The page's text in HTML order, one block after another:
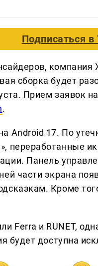
Подписаться в
компания
сборка будет
Прием заявок
.
Android 17. По
переработанные
Панель
части экрана
Кроме
Ferra и RUNET,
будет доступна